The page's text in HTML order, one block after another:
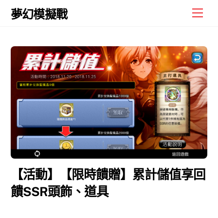
Skip
夢幻模擬戰
【活動】【限時饋贈】累計儲值享回
饋SSR頭飾、道具